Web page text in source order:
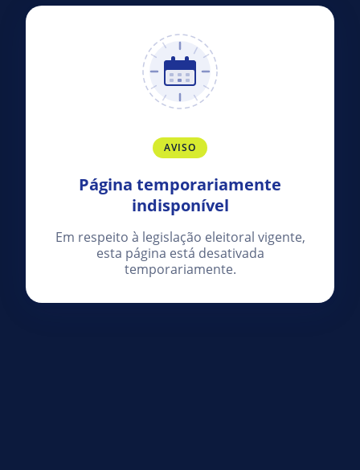
AVISO
Página temporariamente
indisponível
Em respeito à legislação eleitoral vigente,
esta página está desativada
temporariamente.